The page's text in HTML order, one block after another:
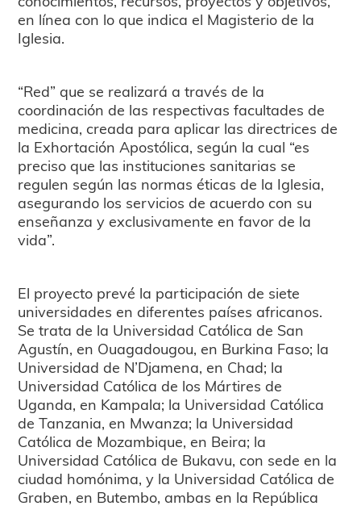
en línea con lo que indica el Magisterio de la
Iglesia.
“Red” que se realizará a través de la
coordinación de las respectivas facultades de
medicina, creada para aplicar las directrices de
la Exhortación Apostólica, según la cual “es
preciso que las instituciones sanitarias se
regulen según las normas éticas de la Iglesia,
asegurando los servicios de acuerdo con su
enseñanza y exclusivamente en favor de la
vida”.
El proyecto prevé la participación de siete
universidades en diferentes países africanos.
Se trata de la Universidad Católica de San
Agustín, en Ouagadougou, en Burkina Faso; la
Universidad de N’Djamena, en Chad; la
Universidad Católica de los Mártires de
Uganda, en Kampala; la Universidad Católica
de Tanzania, en Mwanza; la Universidad
Católica de Mozambique, en Beira; la
Universidad Católica de Bukavu, con sede en la
ciudad homónima, y la Universidad Católica de
Graben, en Butembo, ambas en la República